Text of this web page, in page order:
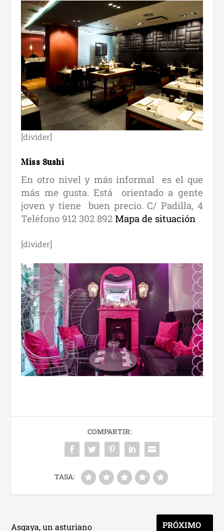
[divider]
Miss Sushi
En otro nivel y más informal es el que
más me gusta. Está orientado a gente
joven y tiene buen precio. C/ Padilla, 4
Teléfono 912 302 892Mapa de situación
[divider]
COMPARTIR:
TASA:
Asgaya, un asturiano PRÓXIMO